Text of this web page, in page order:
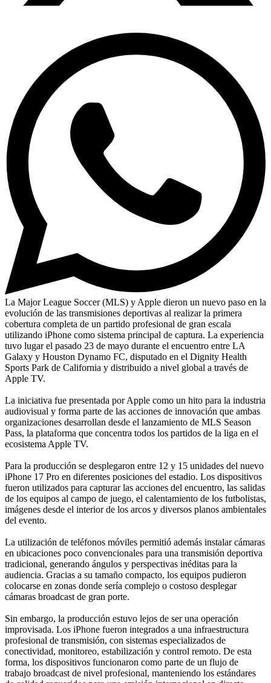
La Major League Soccer (MLS) y Apple dieron un nuevo paso en la
evolución de las transmisiones deportivas al realizar la primera
cobertura completa de un partido profesional de gran escala
utilizando iPhone como sistema principal de captura. La experiencia
tuvo lugar el pasado 23 de mayo durante el encuentro entre LA
Galaxy y Houston Dynamo FC, disputado en el Dignity Health
Sports Park de California y distribuido a nivel global a través de
Apple TV.
La iniciativa fue presentada por Apple como un hito para la industria
audiovisual y forma parte de las acciones de innovación que ambas
organizaciones desarrollan desde el lanzamiento de MLS Season
Pass, la plataforma que concentra todos los partidos de la liga en el
ecosistema Apple TV.
Para la producción se desplegaron entre 12 y 15 unidades del nuevo
iPhone 17 Pro en diferentes posiciones del estadio. Los dispositivos
fueron utilizados para capturar las acciones del encuentro, las salidas
de los equipos al campo de juego, el calentamiento de los futbolistas,
imágenes desde el interior de los arcos y diversos planos ambientales
del evento.
La utilización de teléfonos móviles permitió además instalar cámaras
en ubicaciones poco convencionales para una transmisión deportiva
tradicional, generando ángulos y perspectivas inéditas para la
audiencia. Gracias a su tamaño compacto, los equipos pudieron
colocarse en zonas donde sería complejo o costoso desplegar
cámaras broadcast de gran porte.
Sin embargo, la producción estuvo lejos de ser una operación
improvisada. Los iPhone fueron integrados a una infraestructura
profesional de transmisión, con sistemas especializados de
conectividad, monitoreo, estabilización y control remoto. De esta
forma, los dispositivos funcionaron como parte de un flujo de
trabajo broadcast de nivel profesional, manteniendo los estándares